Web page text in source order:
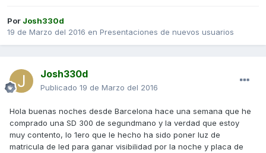
Por Josh330d
19 de Marzo del 2016 en Presentaciones de nuevos usuarios
Josh330d
Publicado 19 de Marzo del 2016
Hola buenas noches desde Barcelona hace una semana que he
comprado una SD 300 de segundmano y la verdad que estoy
muy contento, lo 1ero que le hecho ha sido poner luz de
matricula de led para ganar visibilidad por la noche y placa de